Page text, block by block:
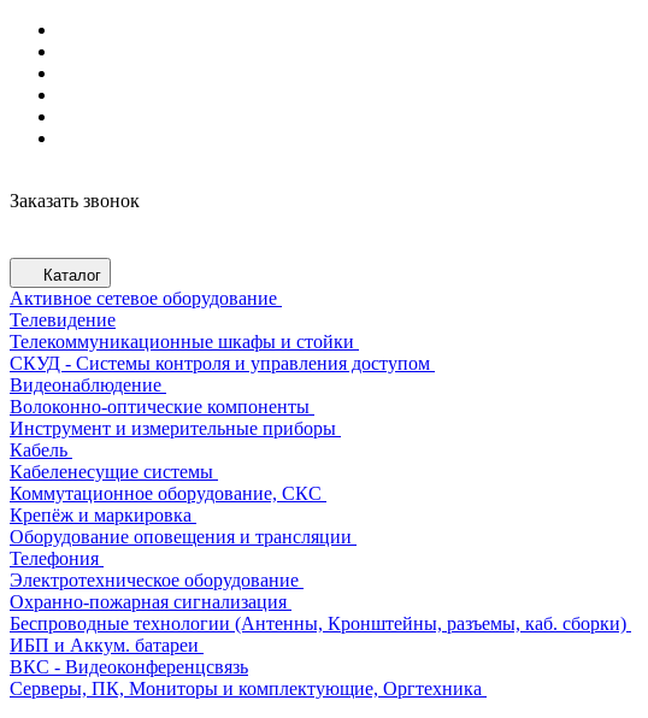
Заказать звонок
Каталог
Активное сетевое оборудование
Телевидение
Телекоммуникационные шкафы и стойки
СКУД - Системы контроля и управления доступом
Видеонаблюдение
Волоконно-оптические компоненты
Инструмент и измерительные приборы
Кабель
Кабеленесущие системы
Коммутационное оборудование, СКС
Крепёж и маркировка
Оборудование оповещения и трансляции
Телефония
Электротехническое оборудование
Охранно-пожарная сигнализация
Беспроводные технологии (Антенны, Кронштейны, разъемы, каб. сборки)
ИБП и Аккум. батареи
ВКС - Видеоконференцсвязь
Серверы, ПК, Мониторы и комплектующие, Оргтехника